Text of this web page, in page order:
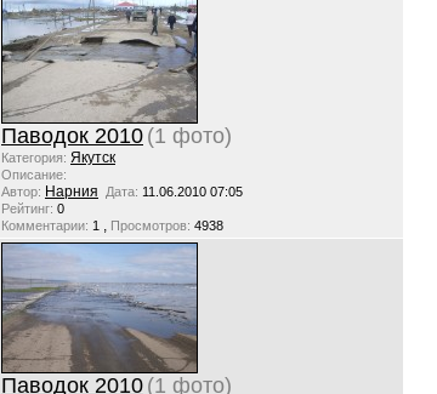
Паводок 2010 (1 фото)
Категория: Якутск
Описание:
Автор: Нарния Дата: 11.06.2010 07:05
Рейтинг: 0
Комментарии: 1 , Просмотров: 4938
Паводок 2010 (1 фото)